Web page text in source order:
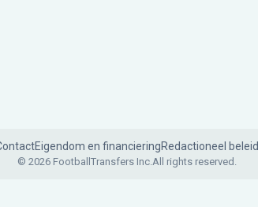
Eigendom en financieringRedactioneel beleid
© 2026 FootballTransfers Inc.All rights reserved.